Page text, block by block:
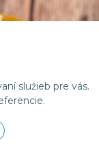
služieb pre vás.